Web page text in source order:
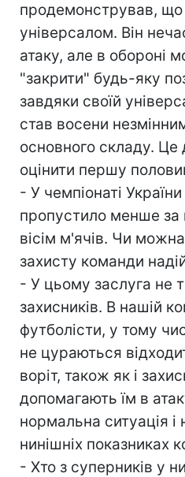
продемонстрував,
універсалом. Він
атаку, але в обороні
"закрити" будь-яку
завдяки своїй
став восени
основного складу.
оцінити першу
- У чемпіонаті
пропустило менше за
вісім м'ячів. Чи
захисту команди
- У цьому заслуга не
захисників. В нашій
футболісти, у тому
не цураються
воріт, також як і
допомагають їм в
нормальна ситуація і
нинішніх показниках
- Хто з суперників у